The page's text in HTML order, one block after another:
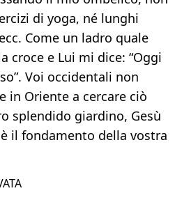
di yoga, né lunghi
Come un ladro quale
croce e Lui mi dice: “Oggi
Voi occidentali non
in Oriente a cercare ciò
splendido giardino, Gesù
il fondamento della vostra